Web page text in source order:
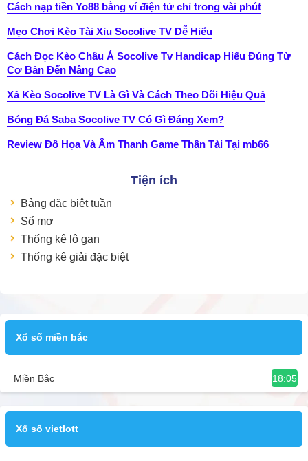
Cách nạp tiền Yo88 bằng ví điện tử chỉ trong vài phút
Mẹo Chơi Kèo Tài Xỉu Socolive TV Dễ Hiểu
Cách Đọc Kèo Châu Á Socolive Tv Handicap Hiểu Đúng Từ
Cơ Bản Đến Nâng Cao
Xả Kèo Socolive TV Là Gì Và Cách Theo Dõi Hiệu Quả
Bóng Đá Saba Socolive TV Có Gì Đáng Xem?
Review Đồ Họa Và Âm Thanh Game Thần Tài Tại mb66
Tiện ích
Bảng đặc biệt tuần
Sổ mơ
Thống kê lô gan
Thống kê giải đặc biệt
Xổ số miền bắc
Miền Bắc 18:05
Xổ số vietlott